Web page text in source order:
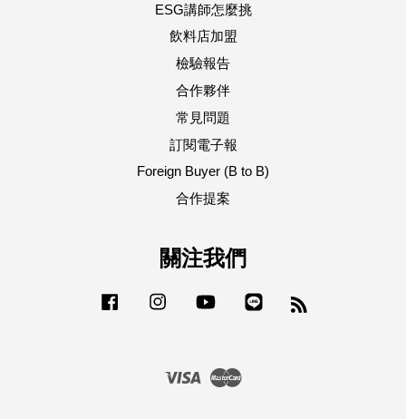
ESG講師怎麼挑
飲料店加盟
檢驗報告
合作夥伴
常見問題
訂閱電子報
Foreign Buyer (B to B)
合作提案
關注我們
Facebook Instagram YouTube
Visa